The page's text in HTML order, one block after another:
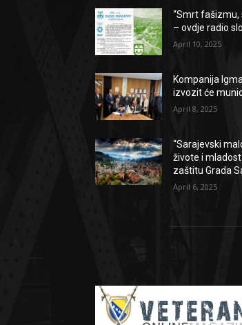
“Smrt fašizmu,
– ovdje radio
April 10, 2025
Kompanija
izvozit će
April 8, 2025
“Sarajevski
živote i
zaštitu Grada
April 6, 2025